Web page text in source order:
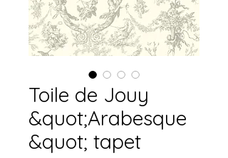
Toile de Jouy
&quot;Arabesque
&quot; tapet